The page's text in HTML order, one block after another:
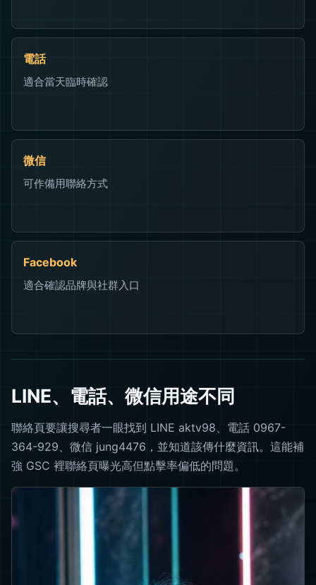
電話
適合當天臨時確認
微信
可作備用聯絡方式
Facebook
適合確認品牌與社群入口
LINE、電話、微信用途不同
聯絡頁要讓搜尋者一眼找到 LINE aktv98、電話 0967-
364-929、微信 jung4476，並知道該傳什麼資訊。這能補
強 GSC 裡聯絡頁曝光高但點擊率偏低的問題。